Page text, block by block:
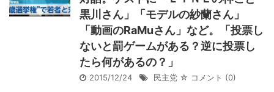
黒川さん」「モデルの紗蘭さん」
「動画のRaMuさん」など。「投票し
ないと罰ゲームがある？逆に投票し
たら何があるの？」
2015/12/24 民主党 ☆ コメント (0)